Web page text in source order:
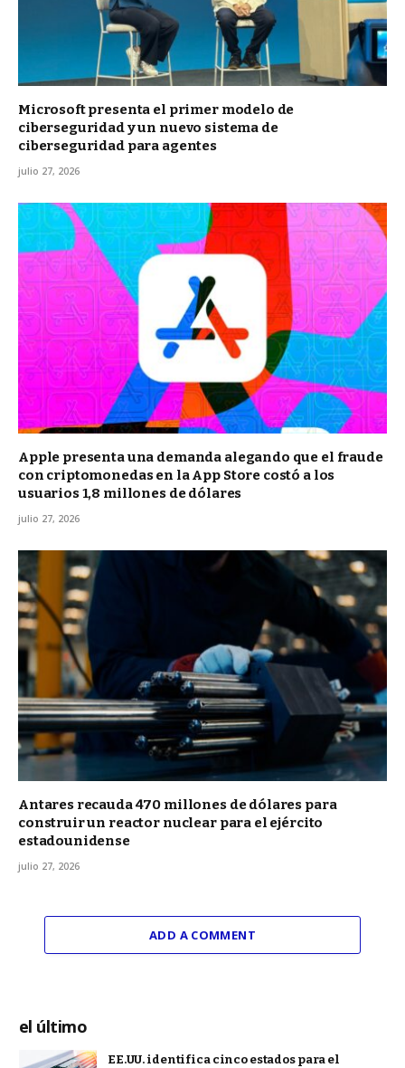
Microsoft presenta el primer modelo de
ciberseguridad y un nuevo sistema de
ciberseguridad para agentes
julio 27, 2026
Apple presenta una demanda alegando que el fraude
con criptomonedas en la App Store costó a los
usuarios 1,8 millones de dólares
julio 27, 2026
Antares recauda 470 millones de dólares para
construir un reactor nuclear para el ejército
estadounidense
julio 27, 2026
ADD A COMMENT
el último
EE.UU. identifica cinco estados para el